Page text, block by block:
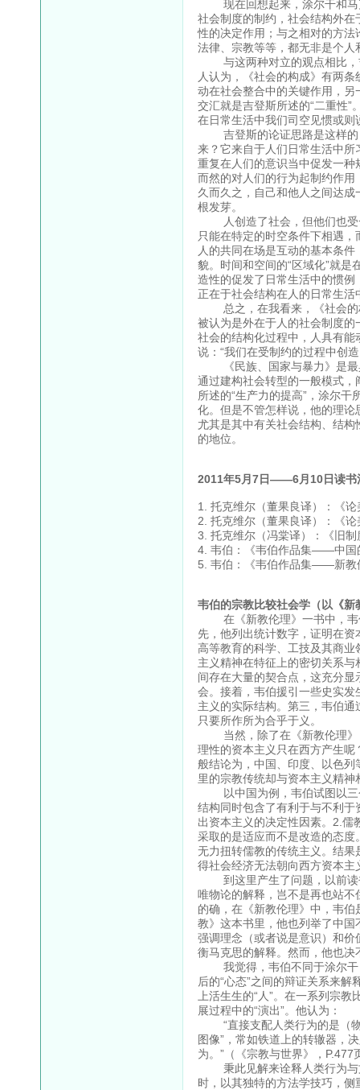
现在回想起来，涂尔干和马
社会制度的制约，社会结构外
性的决定作用；与之相对的方
法律、宗教等等，都无非是个人
与这两种对立的观点相比，
人认为，《社会的构成》有两
动在社会整合中的关键作用，
交汇就是吉登斯所述的“二重性
在日常生活中我们司空见惯或
吉登斯的论证思路是这样的
来？它来自于人们日常生活中
重复在人们的意识当中促发一种
而然的对人们的行为起制约作用
久而久之，自己和他人之间达
根发芽。
人创造了社会，但他们也受
只能在特定的时空条件下相遇
人的共同在场是互动的基本条
貌。时间和空间的“区域化”就是
造性的促发了日常生活中的惯
正在于社会结构在人的日常生活
总之，在我看来，《社会的
被认为是外在于人的社会制度
社会的结构化过程中，人具有
说：“我们在受制约的过程中创
《民族、国家与暴力》是最
通过建构社会转型的一般模式
所述的“生产力的提高”，涂尔干
化。但是不管怎样说，他的理
尤其是其中有关社会结构、结
的地位。
2011年5月7日——6月10日读书
1. 托克维尔（董果良译）：《
2. 托克维尔（董果良译）：《
3. 托克维尔（冯棠译）：《旧
4. 韦伯：《韦伯作品集——中国
5. 韦伯：《韦伯作品集——新教
韦伯的宗教比较社会学（以《
在《新教伦理》一书中，韦
先，他列出统计数字，证明在
高等教育的科学、工技及其商
主义精神在特征上的密切关系
间存在大量的契合点，这充分
会。接着，韦伯援引一些史实
主义的实际结构。第三，韦伯
只要所作所为合乎于义。
当然，除了在《新教伦理》
理性的资本主义只在西方产生呢
般结论为，中国、印度、以色
里的宗教传统却与资本主义精
以中国为例，韦伯试图以三
结构同时包含了有利于与不利
出资本主义的决定性因素。2.儒
采取的是适应而不是改造的态
无力扭转儒教的传统主义。结
得社会经济无法朝向西方资本主
到这里产生了问题，以前读
唯物论的解释，岂不是再也站
的确，在《新教伦理》中，韦
教》这本书里，他也列举了中国
强调理念（或者说是意识）和
衡马克思的解释。然而，他也
我觉得，韦伯不同于涂尔干，
后的“心态”之间的辩证关系来
上活生生的“人”。在一系列宗
展过程中的“演出”。他认为：
“直接支配人类行为的是（物
图像”，常如铁道上的转辙器，
为。”（《宗教与世界》，P.477
秉此见解来诠释人类行为与
时，以其独特的方法学技巧，